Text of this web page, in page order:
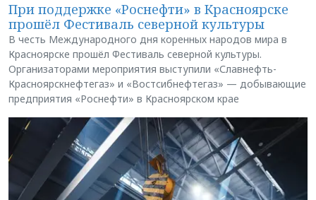
При поддержке «Роснефти» в Красноярске
прошёл Фестиваль северной культуры
В честь Международного дня коренных народов мира в
Красноярске прошёл Фестиваль северной культуры.
Организаторами мероприятия выступили «Славнефть-
Красноярскнефтегаз» и «Востсибнефтегаз» — добывающие
предприятия «Роснефти» в Красноярском крае